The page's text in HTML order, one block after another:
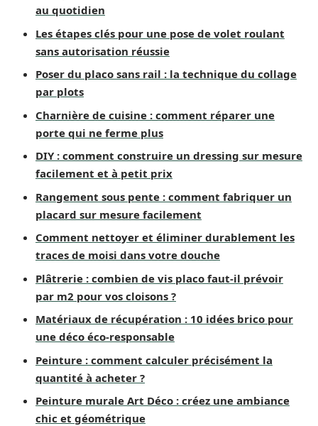
au quotidien
Les étapes clés pour une pose de volet roulant
sans autorisation réussie
Poser du placo sans rail : la technique du collage
par plots
Charnière de cuisine : comment réparer une
porte qui ne ferme plus
DIY : comment construire un dressing sur mesure
facilement et à petit prix
Rangement sous pente : comment fabriquer un
placard sur mesure facilement
Comment nettoyer et éliminer durablement les
traces de moisi dans votre douche
Plâtrerie : combien de vis placo faut-il prévoir
par m2 pour vos cloisons ?
Matériaux de récupération : 10 idées brico pour
une déco éco-responsable
Peinture : comment calculer précisément la
quantité à acheter ?
Peinture murale Art Déco : créez une ambiance
chic et géométrique